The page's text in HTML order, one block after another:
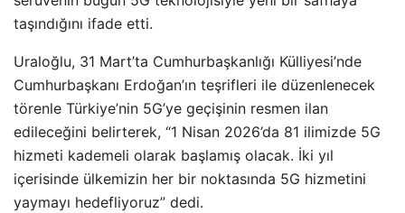
taşındığını ifade etti.
Uraloğlu, 31 Mart’ta Cumhurbaşkanlığı Külliyesi’nde
Cumhurbaşkanı Erdoğan’ın teşrifleri ile düzenlenecek
törenle Türkiye’nin 5G’ye geçişinin resmen ilan
edileceğini belirterek, “1 Nisan 2026’da 81 ilimizde 5G
hizmeti kademeli olarak başlamış olacak. İki yıl
içerisinde ülkemizin her bir noktasında 5G hizmetini
yaymayı hedefliyoruz” dedi.